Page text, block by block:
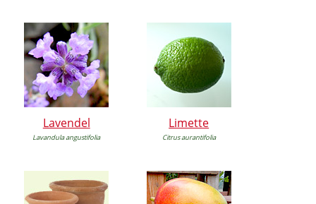
Lavendel
Lavandula angustifolia
Limette
Citrus aurantifolia